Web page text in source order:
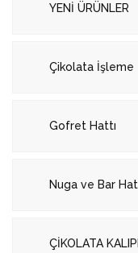
YENİ ÜRÜNLER
Çikolata İşleme
Gofret Hattı
Nuga ve Bar
ÇİKOLATA